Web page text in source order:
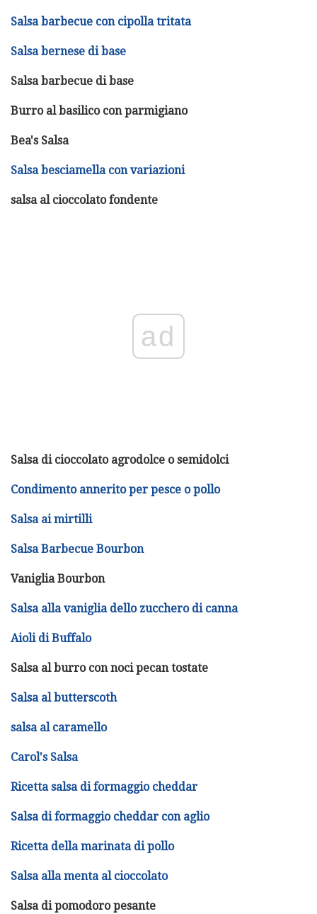
Salsa barbecue con cipolla tritata
Salsa bernese di base
Salsa barbecue di base
Burro al basilico con parmigiano
Bea's Salsa
Salsa besciamella con variazioni
salsa al cioccolato fondente
ad
Salsa di cioccolato agrodolce o semidolci
Condimento annerito per pesce o pollo
Salsa ai mirtilli
Salsa Barbecue Bourbon
Vaniglia Bourbon
Salsa alla vaniglia dello zucchero di canna
Aioli di Buffalo
Salsa al burro con noci pecan tostate
Salsa al butterscoth
salsa al caramello
Carol's Salsa
Ricetta salsa di formaggio cheddar
Salsa di formaggio cheddar con aglio
Ricetta della marinata di pollo
Salsa alla menta al cioccolato
Salsa di pomodoro pesante